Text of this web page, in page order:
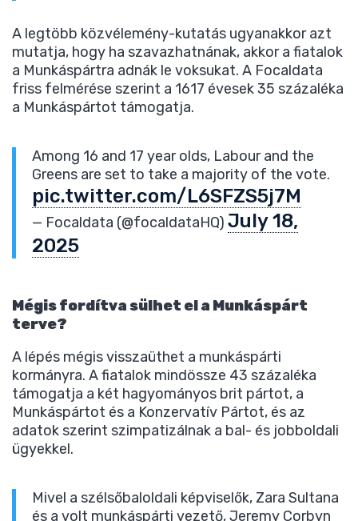
A legtöbb közvélemény-kutatás ugyanakkor azt
mutatja, hogy ha szavazhatnának, akkor a fiatalok
a Munkáspártra adnák le voksukat. A Focaldata
friss felmérése szerint a 1617 évesek 35 százaléka
a Munkáspártot támogatja.
Among 16 and 17 year olds, Labour and the
Greens are set to take a majority of the vote.
pic.twitter.com/L6SFZS5j7M
— Focaldata (@focaldataHQ) July 18,
2025
Mégis fordítva sülhet el a Munkáspárt
terve?
A lépés mégis visszaüthet a munkáspárti
kormányra. A fiatalok mindössze 43 százaléka
támogatja a két hagyományos brit pártot, a
Munkáspártot és a Konzervatív Pártot, és az
adatok szerint szimpatizálnak a bal- és jobboldali
ügyekkel.
Mivel a szélsőbaloldali képviselők, Zara Sultana
és a volt munkáspárti vezető, Jeremy Corbyn